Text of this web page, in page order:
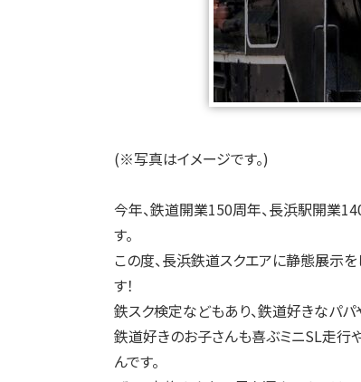
(※写真はイメージです。)
今年、鉄道開業150周年、長浜駅開業
す。
この度、長浜鉄道スクエアに静態展示
す！
鉄スク検定などもあり、鉄道好きなパパ
鉄道好きのお子さんも喜ぶミニSL走行や
んです。